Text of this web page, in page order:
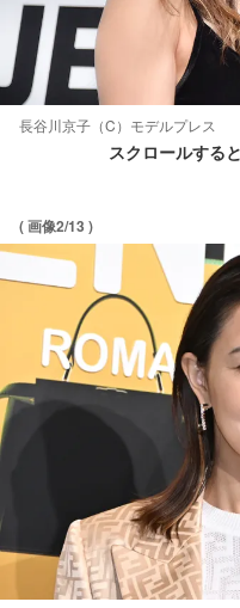
長谷川京子（C）モデルプレス
スクロールする
( 画像2/13 )